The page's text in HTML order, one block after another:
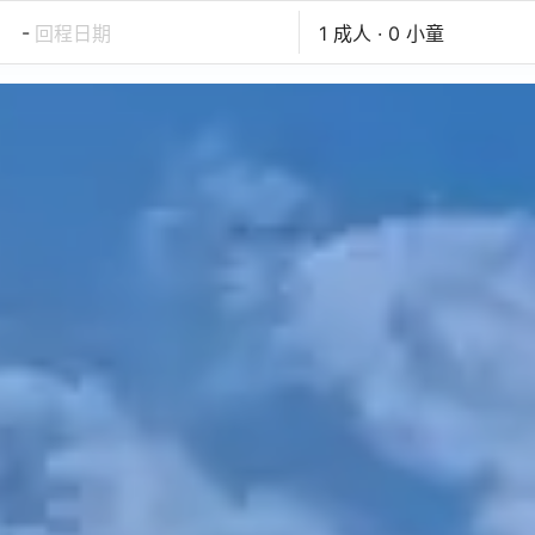
- 回程日期 1 成人 · 0 小童